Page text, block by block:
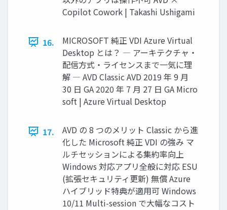
Copilot Cowork | Takashi Ushigami
16.
MICROSOFT 純正 VDI Azure Virtual
Desktop とは？ ― アーキテクチャ・
配信方式・ライセンスまで一気に理
解 ― AVD Classic AVD 2019 年 9 月
30 日 GA 2020 年 7 月 27 日 GA Micro
soft | Azure Virtual Desktop
17.
AVD の 8 つのメリット Classic から進
化した Microsoft 純正 VDI の強み マ
ルチセッションによる集約率向上
Windows 対応アプリ全般に対応 ESU
(拡張セキュリティ更新) 無償 Azure
ハイブリッド特典が適用可 Windows
10/11 Multi-session で大幅なコスト